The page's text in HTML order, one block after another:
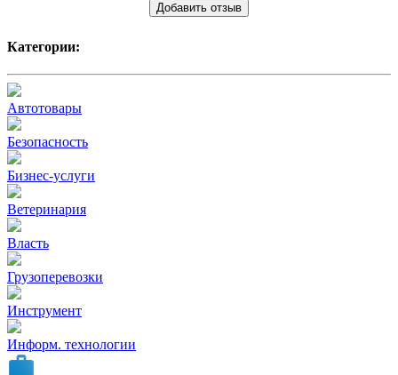
Добавить отзыв
Категории:
Автотовары
Безопасность
Бизнес-услуги
Ветеринария
Власть
Грузоперевозки
Инструмент
Информ. технологии